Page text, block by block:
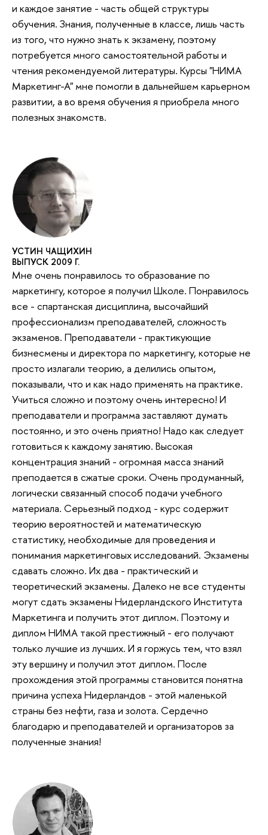
и каждое занятие - часть общей структуры
обучения. Знания, полученные в классе, лишь часть
из того, что нужно знать к экзамену, поэтому
потребуется много самостоятельной работы и
чтения рекомендуемой литературы. Курсы "НИМА
Маркетинг-А" мне помогли в дальнейшем карьерном
развитии, а во время обучения я приобрела много
полезных знакомств.
УСТИН ЧАЩИХИН
ВЫПУСК 2009 Г.
Мне очень понравилось то образование по
маркетингу, которое я получил Школе. Понравилось
все - спартанская дисциплина, высочайший
профессионализм преподавателей, сложность
экзаменов. Преподаватели - практикующие
бизнесмены и директора по маркетингу, которые не
просто излагали теорию, а делились опытом,
показывали, что и как надо применять на практике.
Учиться сложно и поэтому очень интересно! И
преподаватели и программа заставляют думать
постоянно, и это очень приятно! Надо как следует
готовиться к каждому занятию. Высокая
концентрация знаний - огромная масса знаний
преподается в сжатые сроки. Очень продуманный,
логически связанный способ подачи учебного
материала. Серьезный подход - курс содержит
теорию вероятностей и математическую
статистику, необходимые для проведения и
понимания маркетинговых исследований. Экзамены
сдавать сложно. Их два - практический и
теоретический экзамены. Далеко не все студенты
могут сдать экзамены Нидерландского Института
Маркетинга и получить этот диплом. Поэтому и
диплом НИМА такой престижный - его получают
только лучшие из лучших. И я горжусь тем, что взял
эту вершину и получил этот диплом. После
прохождения этой программы становится понятна
причина успеха Нидерландов - этой маленькой
страны без нефти, газа и золота. Сердечно
благодарю и преподавателей и организаторов за
полученные знания!